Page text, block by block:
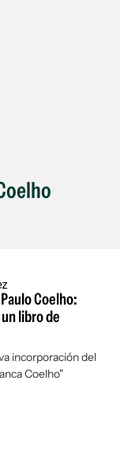
Coelho:
libro de
incorporación del
Coelho"